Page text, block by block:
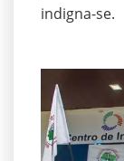
indigna-se.